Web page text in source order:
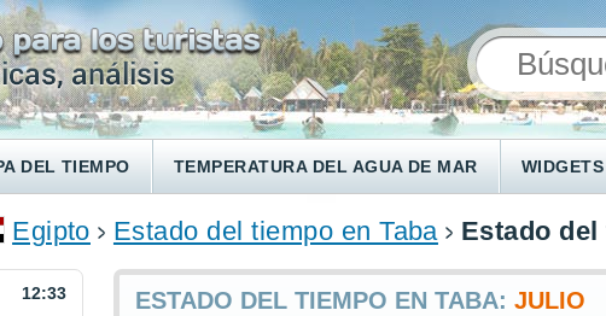
DEL TIEMPO TEMPERATURA DEL AGUA DE MAR
Egipto Estado del tiempo en Taba Estado
ESTADO DEL TIEMPO EN TABA:JULIO
12:33